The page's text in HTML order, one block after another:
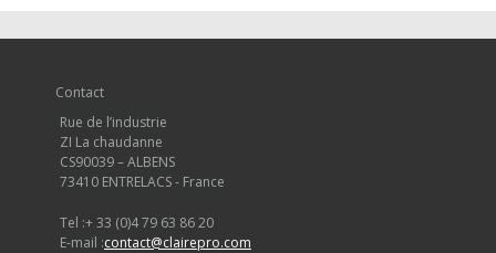
Contact
Rue de l’industrie
ZI La chaudanne
CS90039 – ALBENS
73410 ENTRELACS - France
Tel :+ 33 (0)4 79 63 86 20
E-mail :contact@clairepro.com